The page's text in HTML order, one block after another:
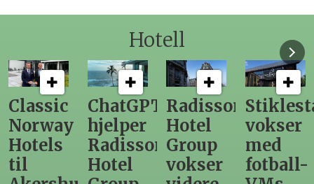
Hotell
ChatGPT
hjelper
Radisson
Hotel
Radisson
Hotel
Group
vokser
Stiklestad
vokser
med
fotball-
Fra
til